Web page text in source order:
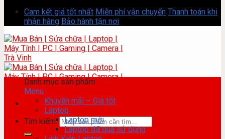
Cam kết giá tốt nhất Miễn phí vận chuyển Thanh toán khi
nhận hàng Bảo hành tận nơi
Tìm kiếm:
Danh mục sản phẩm
Menu
Khuyến mãi – Giá tốt
Laptop
Laptop mới
Laptop đã qua sử dụng